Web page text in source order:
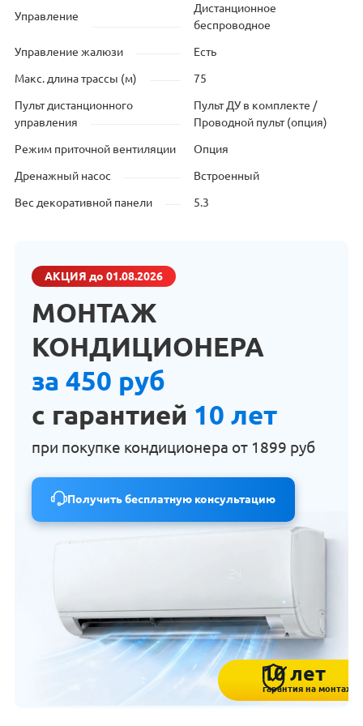
Управление
Дистанционное
беспроводное
Управление жалюзи Есть
Макс. длина трассы (м) 75
Пульт дистанционного
управления
Пульт ДУ в комплекте /
Проводной пульт (опция)
Режим приточной вентиляции Опция
Дренажный насос Встроенный
Вес декоративной панели 5.3
АКЦИЯ до 01.08.2026
МОНТАЖ
КОНДИЦИОНЕРА
за 450 руб
с гарантией 10 лет
при покупке кондиционера от 1899 руб
Получить бесплатную консультацию
10 лет
гарантия на монтаж